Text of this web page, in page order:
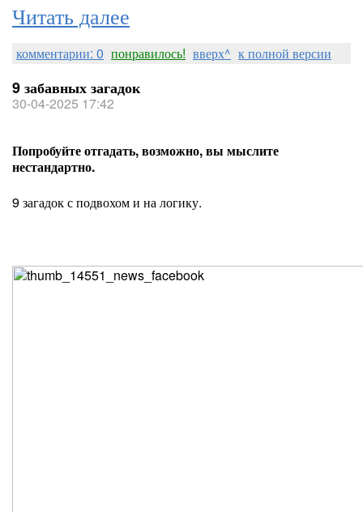
Читать далее
комментарии: 0 понравилось! вверх^ к полной версии
9 забавных загадок
30-04-2025 17:42
Попробуйте отгадать, возможно, вы мыслите
нестандартно.
9 загадок с подвохом и на логику.